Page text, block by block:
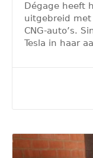
Dégage heeft
uitgebreid
CNG-auto’s.
Tesla in haar